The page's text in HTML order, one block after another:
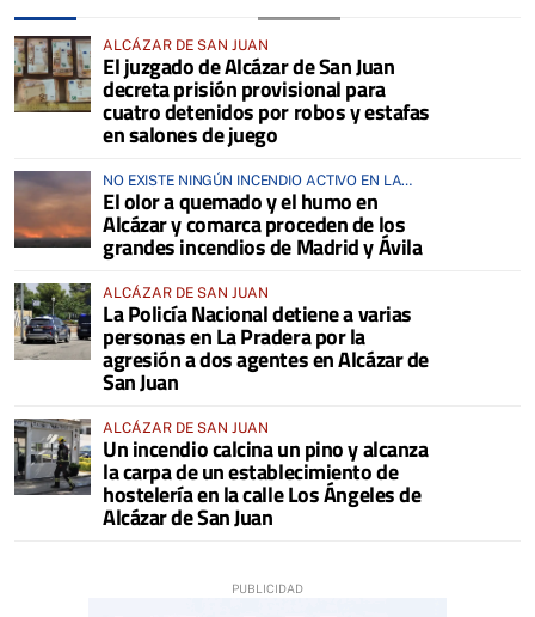
ALCÁZAR DE SAN JUAN
El juzgado de Alcázar de San Juan
decreta prisión provisional para
cuatro detenidos por robos y estafas
en salones de juego
NO EXISTE NINGÚN INCENDIO ACTIVO EN LA
COMARCA
El olor a quemado y el humo en
Alcázar y comarca proceden de los
grandes incendios de Madrid y Ávila
ALCÁZAR DE SAN JUAN
La Policía Nacional detiene a varias
personas en La Pradera por la
agresión a dos agentes en Alcázar de
San Juan
ALCÁZAR DE SAN JUAN
Un incendio calcina un pino y alcanza
la carpa de un establecimiento de
hostelería en la calle Los Ángeles de
Alcázar de San Juan